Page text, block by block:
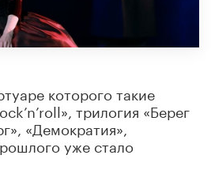
которого такие
трилогия «Берег
«Демократия»,
уже стало